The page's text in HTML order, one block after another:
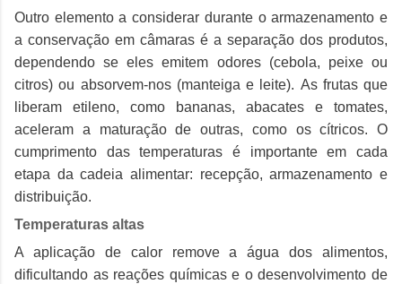
Outro elemento a considerar durante o armazenamento e
a conservação em câmaras é a separação dos produtos,
dependendo se eles emitem odores (cebola, peixe ou
citros) ou absorvem-nos (manteiga e leite). As frutas que
liberam etileno, como bananas, abacates e tomates,
aceleram a maturação de outras, como os cítricos. O
cumprimento das temperaturas é importante em cada
etapa da cadeia alimentar: recepção, armazenamento e
distribuição.
Temperaturas altas
A aplicação de calor remove a água dos alimentos,
dificultando as reações químicas e o desenvolvimento de